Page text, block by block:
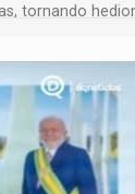
tornando